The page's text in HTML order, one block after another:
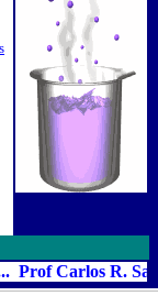
Carlos R. Salas